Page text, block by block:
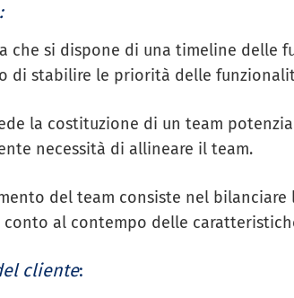
che si dispone di una timeline delle
di stabilire le priorità delle
la costituzione di un team
necessità di allineare il team.
del team consiste nel
al contempo delle
cliente: